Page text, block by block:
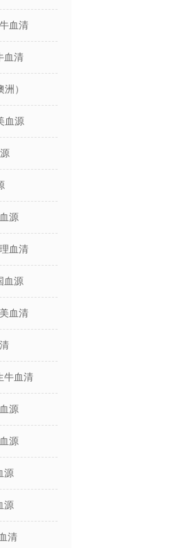
血清
血清
）
血源
源
血清
血源
血清
牛血清
源
源
源
源
清